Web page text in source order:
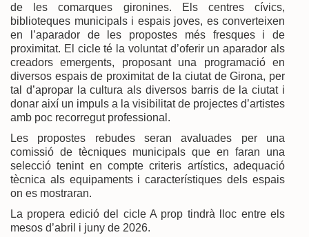
de les comarques gironines. Els centres cívics,
biblioteques municipals i espais joves, es converteixen
en l’aparador de les propostes més fresques i de
proximitat. El cicle té la voluntat d’oferir un aparador als
creadors emergents, proposant una programació en
diversos espais de proximitat de la ciutat de Girona, per
tal d’apropar la cultura als diversos barris de la ciutat i
donar així un impuls a la visibilitat de projectes d’artistes
amb poc recorregut professional.
Les propostes rebudes seran avaluades per una
comissió de tècniques municipals que en faran una
selecció tenint en compte criteris artístics, adequació
tècnica als equipaments i característiques dels espais
on es mostraran.
La propera edició del cicle A prop tindrà lloc entre els
mesos d’abril i juny de 2026.